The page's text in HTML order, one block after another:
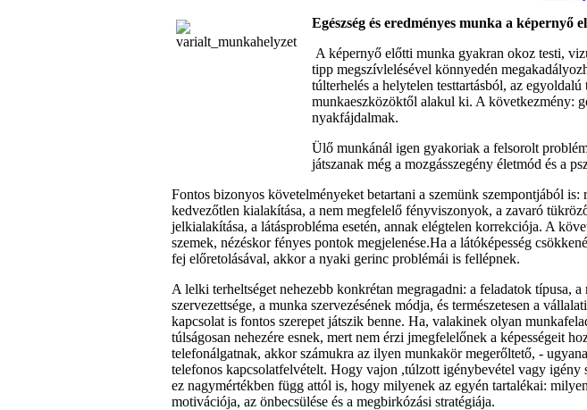
Egészség és eredményes munka a képernyő
A képernyő előtti munka gyakran okoz testi,
tipp megszívlelésével könnyedén
túlterhelés a helytelen testtartásból, az egyoldalú
munkaeszközöktől alakul ki. A következmény:
nyakfájdalmak.
Ülő munkánál igen gyakoriak a felsorolt
játszanak még a mozgásszegény életmód és a
Fontos bizonyos követelményeket betartani a szemünk szempontjából is:
kedvezőtlen kialakítása, a nem megfelelő fényviszonyok, a zavaró
jelkialakítása, a látásprobléma esetén, annak elégtelen korrekciója. A
szemek, nézéskor fényes pontok megjelenése.Ha a látóképesség
fej előretolásával, akkor a nyaki gerinc problémái is fellépnek.
A lelki terheltséget nehezebb konkrétan megragadni: a feladatok típusa,
szervezettsége, a munka szervezésének módja, és természetesen a
kapcsolat is fontos szerepet játszik benne. Ha, valakinek olyan
túlságosan nehezére esnek, mert nem érzi jmegfelelőnek a képességeit
telefonálgatnak, akkor számukra az ilyen munkakör megerőltető, -
telefonos kapcsolatfelvételt. Hogy vajon ,túlzott igénybevétel vagy igény
ez nagymértékben függ attól is, hogy milyenek az egyén tartalékai:
motivációja, az önbecsülése és a megbirkózási stratégiája.